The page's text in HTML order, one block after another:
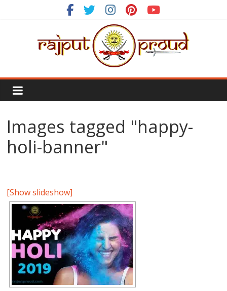
Rajput
Proud
Rajputana
Attitude
Status
Images tagged "happy-
holi-banner"
[Show slideshow]